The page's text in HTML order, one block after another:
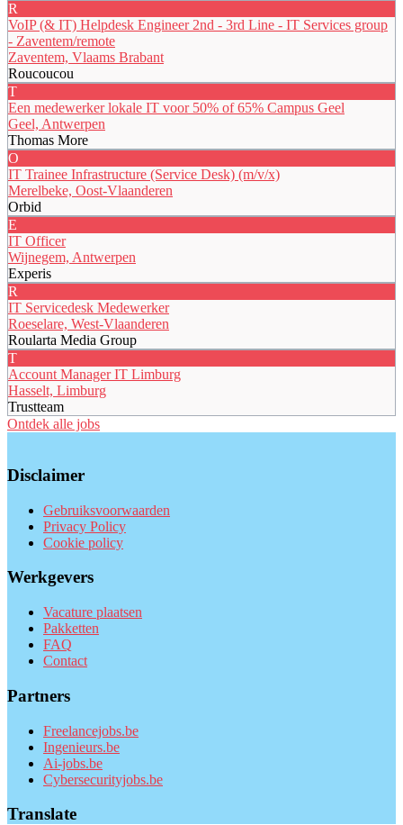
R
VoIP (& IT) Helpdesk Engineer 2nd - 3rd Line - IT Services group
- Zaventem/remote
Zaventem, Vlaams Brabant
Roucoucou
T
Een medewerker lokale IT voor 50% of 65% Campus Geel
Geel, Antwerpen
Thomas More
O
IT Trainee Infrastructure (Service Desk) (m/v/x)
Merelbeke, Oost-Vlaanderen
Orbid
E
IT Officer
Wijnegem, Antwerpen
Experis
R
IT Servicedesk Medewerker
Roeselare, West-Vlaanderen
Roularta Media Group
T
Account Manager IT Limburg
Hasselt, Limburg
Trustteam
Ontdek alle jobs
Disclaimer
Gebruiksvoorwaarden
Privacy Policy
Cookie policy
Werkgevers
Vacature plaatsen
Pakketten
FAQ
Contact
Partners
Freelancejobs.be
Ingenieurs.be
Ai-jobs.be
Cybersecurityjobs.be
Translate